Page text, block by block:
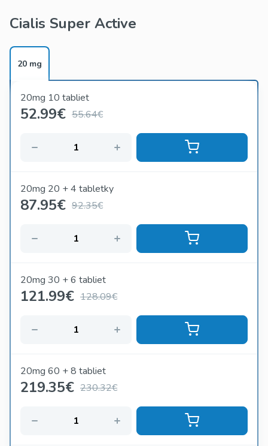
Cialis Super Active
20 mg
20mg 10 tabliet
52.99€ 55.64€
20mg 20 + 4 tabletky
87.95€ 92.35€
20mg 30 + 6 tabliet
121.99€ 128.09€
20mg 60 + 8 tabliet
219.35€ 230.32€